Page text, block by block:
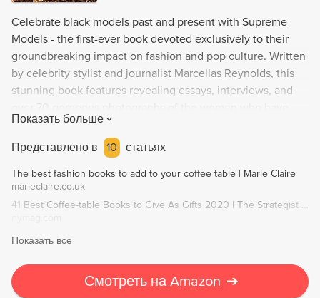
Celebrate black models past and present with Supreme
Models - the first-ever book devoted exclusively to their
groundbreaking impact on fashion and pop culture. Written
by celebrity stylist and journalist Marcellas Reynolds, this
stunning book features revealing essays, interviews, and
reshaped the standards and boundaries of beauty. From the
first black models to be featured on catalogs and magazine
covers, to iconic supermodels and the newest generation
of social media stars, Supreme Models pays a long-overdue
tribute to their monumental influence.
Показать больше
Представлено в
10 статьях
The best fashion books to add to your coffee table | Marie Claire
marieclaire.co.uk
41 Best Coffee-table Books to Give As Gifts 2020 | The Strategist | New York Magazine
Показать все
Смотреть на Amazon ➔